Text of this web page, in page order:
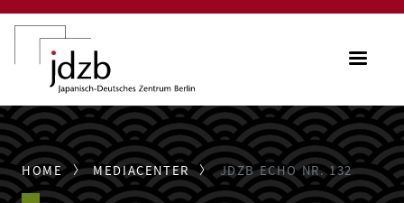
Direkt zum Inhalt
HOME MEDIACENTER JDZB ECHO NR. 132